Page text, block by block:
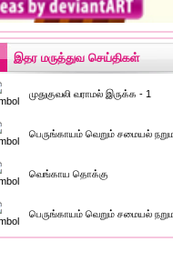
இதர மருத்துவ செய்திகள்
முதுகுவலி வராமல் இருக்க - 1
பெருங்காயம் வெறும் சமையல்
வெங்காய தொக்கு
பெருங்காயம் வெறும் சமையல்